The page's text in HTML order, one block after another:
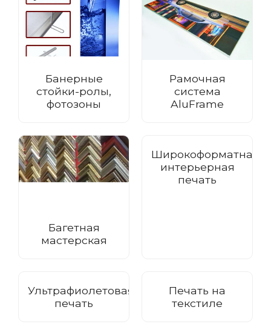
Банерные
стойки-ролы,
фотозоны
Рамочная
система
AluFrame
Багетная
мастерская
Широкоформатная
интерьерная
печать
Ультрафиолетовая
печать
Печать на
текстиле